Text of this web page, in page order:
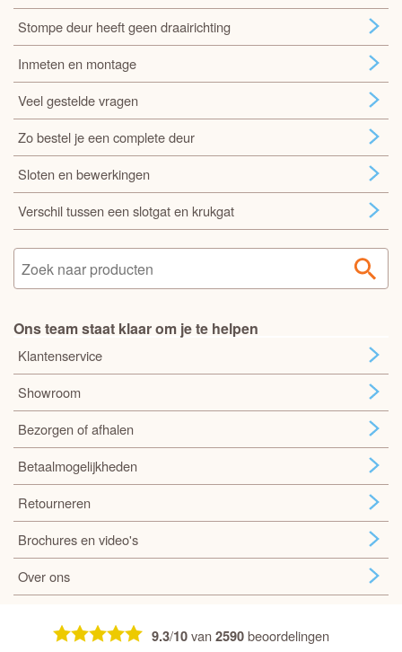
Stompe deur heeft geen draairichting
Inmeten en montage
Veel gestelde vragen
Zo bestel je een complete deur
Sloten en bewerkingen
Verschil tussen een slotgat en krukgat
Ons team staat klaar om je te helpen
Klantenservice
Showroom
Bezorgen of afhalen
Betaalmogelijkheden
Retourneren
Brochures en video's
Over ons
9.3/10van2590beoordelingen